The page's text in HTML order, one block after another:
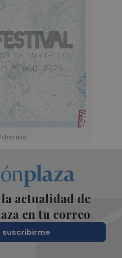
actualidad de
en tu correo
suscribirme